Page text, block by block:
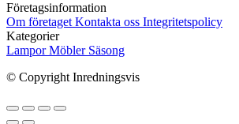
Företagsinformation
Om företaget Kontakta oss Integritetspolicy
Kategorier
LamporMöbler Säsong
© Copyright Inredningsvis